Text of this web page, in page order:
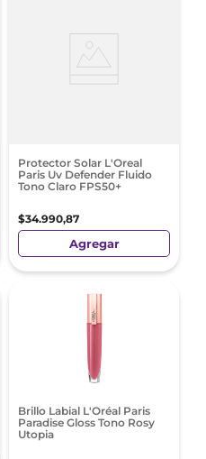
Protector Solar L'Oreal
Paris Uv Defender Fluido
Tono Claro FPS50+
$34.990,87
Agregar
Brillo Labial L'Oréal Paris
Paradise Gloss Tono Rosy
Utopia